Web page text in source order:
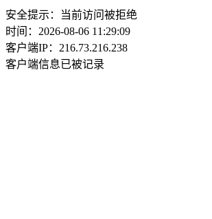
安全提示：当前访问被拒绝
时间：2026-08-06 11:29:09
客户端IP：216.73.216.238
客户端信息已被记录